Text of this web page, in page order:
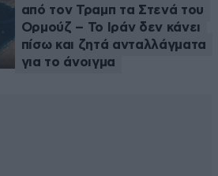
από τον Τραμπ τα Στενά του
Ορμούζ – Το Ιράν δεν κάνει
πίσω και ζητά ανταλλάγματα
για το άνοιγμα